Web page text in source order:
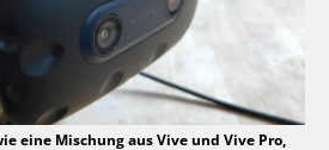
eine Mischung aus Vive und Vive Pro,